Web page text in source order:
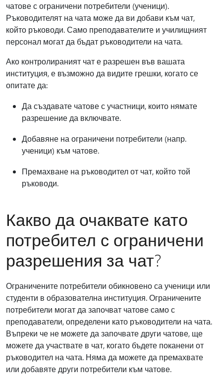
чатове с ограничени потребители (ученици).
Ръководителят на чата може да ви добави към чат,
който ръководи. Само преподавателите и училищният
персонал могат да бъдат ръководители на чата.
Ако контролираният чат е разрешен във вашата
институция, е възможно да видите грешки, когато се
опитате да:
Да създавате чатове с участници, които нямате
разрешение да включвате.
Добавяне на ограничени потребители (напр.
ученици) към чатове.
Премахване на ръководител от чат, който той
ръководи.
Какво да очаквате като
потребител с ограничени
разрешения за чат?
Ограничените потребители обикновено са ученици или
студенти в образователна институция. Ограничените
потребители могат да започват чатове само с
преподаватели, определени като ръководители на чата.
Въпреки че не можете да започвате други чатове, ще
можете да участвате в чат, когато бъдете поканени от
ръководител на чата. Няма да можете да премахвате
или добавяте други потребители към чатове.